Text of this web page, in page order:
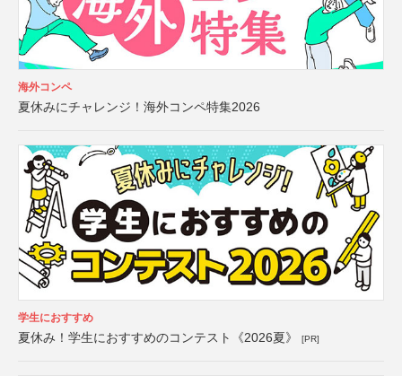
海外コンペ
夏休みにチャレンジ！海外コンペ特集2026
学生におすすめ
夏休み！学生におすすめのコンテスト《2026夏》 [PR]